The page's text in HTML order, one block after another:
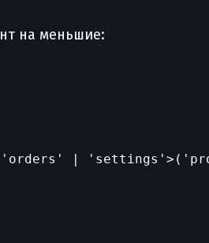
на меньшие:
|